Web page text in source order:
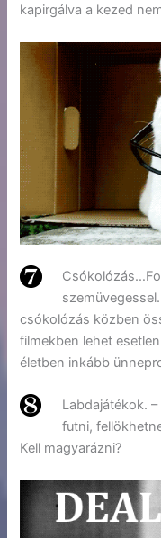
kapirgálva a kezed
csókolózás közben
filmekben lehet
életben inkább
Labdajátékok.
futni,
Kell magyarázni?